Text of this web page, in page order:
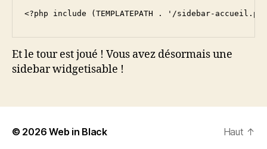
<?php include (TEMPLATEPATH . '/sidebar-
Et le tour est joué ! Vous avez désormais une
sidebar widgetisable !
© 2026Web in Black Haut ↑